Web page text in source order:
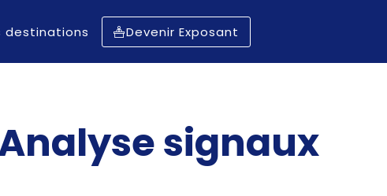
destinations Devenir Exposant
signaux